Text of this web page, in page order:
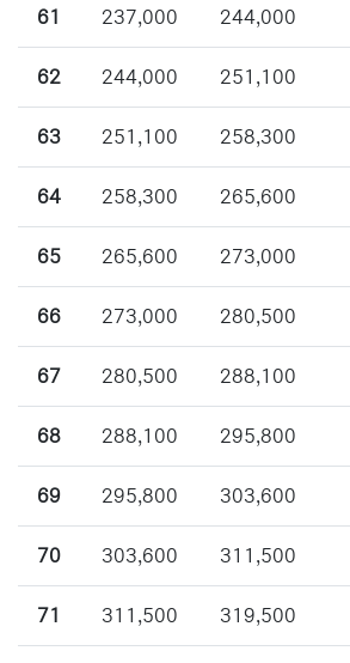
61 237,000 244,000
62 244,000 251,100
63 251,100 258,300
64 258,300 265,600
65 265,600 273,000
66 273,000 280,500
67 280,500 288,100
68 288,100 295,800
69 295,800 303,600
70 303,600 311,500
71 311,500 319,500